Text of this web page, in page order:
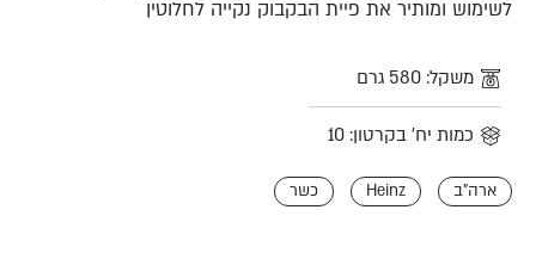
לשימוש ומותיר את פיית הבקבוק נקייה לחלוטין
משקל: 580 גרם
כמות יח' בקרטון: 10
ארה"ב Heinz כשר